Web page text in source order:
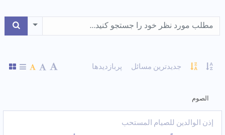
Dropdown
جدیدترین مسائل پربازدیدها
الصوم
إذن الوالدین للصیام المستحب